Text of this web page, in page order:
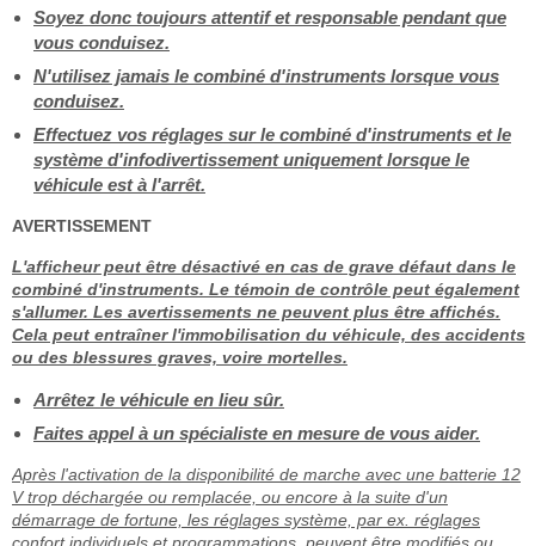
Soyez donc toujours attentif et responsable pendant que
vous conduisez.
N'utilisez jamais le combiné d'instruments lorsque vous
conduisez.
Effectuez vos réglages sur le combiné d'instruments et le
système d'infodivertissement uniquement lorsque le
véhicule est à l'arrêt.
AVERTISSEMENT
L'afficheur peut être désactivé en cas de grave défaut dans le
combiné d'instruments. Le témoin de contrôle peut également
s'allumer. Les avertissements ne peuvent plus être affichés.
Cela peut entraîner l'immobilisation du véhicule, des accidents
ou des blessures graves, voire mortelles.
Arrêtez le véhicule en lieu sûr.
Faites appel à un spécialiste en mesure de vous aider.
Après l'activation de la disponibilité de marche avec une batterie 12
V trop déchargée ou remplacée, ou encore à la suite d'un
démarrage de fortune, les réglages système, par ex. réglages